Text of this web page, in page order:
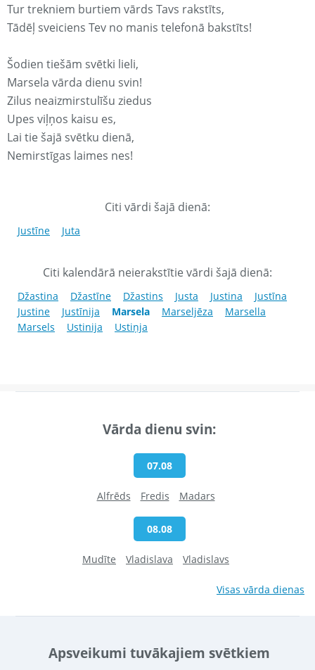
Tur trekniem burtiem vārds Tavs rakstīts,
Tādēļ sveiciens Tev no manis telefonā bakstīts!
Šodien tiešām svētki lieli,
Marsela vārda dienu svin!
Zilus neaizmirstulīšu ziedus
Upes viļņos kaisu es,
Lai tie šajā svētku dienā,
Nemirstīgas laimes nes!
Citi vārdi šajā dienā:
Justīne Juta
Citi kalendārā neierakstītie vārdi šajā dienā:
Džastina Džastīne Džastins Justa Justina
Justīna
Justine
Justīnija Marsela Marseljēza
Marsella
Marsels
Ustinija Ustiņja
Vārda dienu svin:
07.08
Alfrēds Fredis Madars
08.08
Mudīte Vladislava Vladislavs
Visas vārda dienas
Apsveikumi tuvākajiem svētkiem